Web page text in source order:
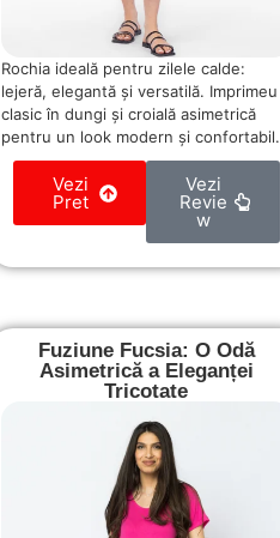
Rochia ideală pentru zilele calde:
lejeră, elegantă și versatilă. Imprimeu
clasic în dungi și croială asimetrică
pentru un look modern și confortabil.
Vezi
Pret
Vezi
Revie
w
Fuziune Fucsia: O Odă
Asimetrică a Eleganței
Tricotate